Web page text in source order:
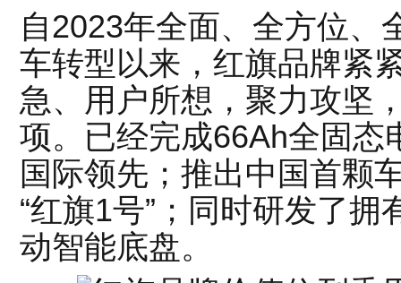
自2023年全面、全方位、
车转型以来，红旗品牌紧
急、用户所想，聚力攻坚
项。已经完成66Ah全固态
国际领先；推出中国首颗
“红旗1号”；同时研发了
动智能底盘。